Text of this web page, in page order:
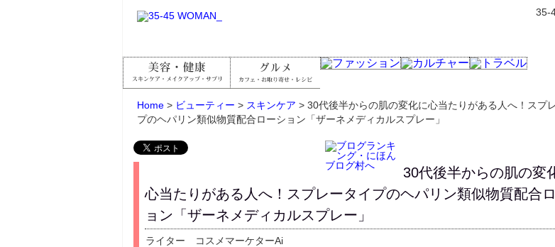
35-
Home > ビューティー > スキンケア > 30代後半からの肌の変化に心当たりがある人へ！スプ
プのヘパリン類似物質配合ローション「ザーネメディカルスプレー」
30代後半からの肌の変
心当たりがある人へ！スプレータイプのヘパリン類似物質配合
ョン「ザーネメディカルスプレー」
ライター コスメマーケターAi